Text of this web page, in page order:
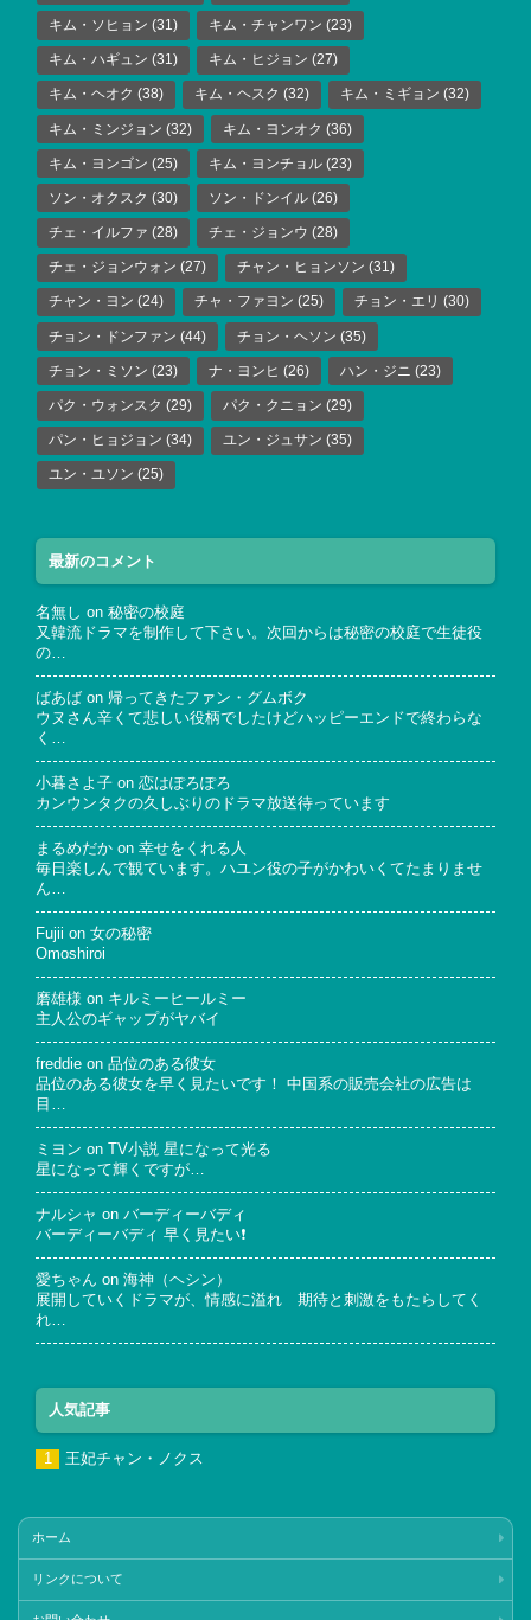
キム・ソヒョン (31) キム・チャンワン (23)
キム・ハギュン (31) キム・ヒジョン (27)
キム・ヘオク (38) キム・ヘスク (32) キム・ミギョン (32)
キム・ミンジョン (32) キム・ヨンオク (36)
キム・ヨンゴン (25) キム・ヨンチョル (23)
ソン・オクスク (30) ソン・ドンイル (26)
チェ・イルファ (28) チェ・ジョンウ (28)
チェ・ジョンウォン (27) チャン・ヒョンソン (31)
チャン・ヨン (24) チャ・ファヨン (25) チョン・エリ (30)
チョン・ドンファン (44) チョン・ヘソン (35)
チョン・ミソン (23) ナ・ヨンヒ (26) ハン・ジニ (23)
パク・ウォンスク (29) パク・クニョン (29)
パン・ヒョジョン (34) ユン・ジュサン (35)
ユン・ユソン (25)
最新のコメント
名無し on 秘密の校庭
又韓流ドラマを制作して下さい。次回からは秘密の校庭で生徒役
の…
ばあば on 帰ってきたファン・グムボク
ウヌさん辛くて悲しい役柄でしたけどハッピーエンドで終わらな
く…
小暮さよ子 on 恋はぽろぽろ
カンウンタクの久しぶりのドラマ放送待っています
まるめだか on 幸せをくれる人
毎日楽しんで観ています。ハユン役の子がかわいくてたまりませ
ん…
Fujii on 女の秘密
Omoshiroi
磨雄様 on キルミーヒールミー
主人公のギャップがヤバイ
freddie on 品位のある彼女
品位のある彼女を早く見たいです！ 中国系の販売会社の広告は
目…
ミヨン on
TV小説 星になって光る
星になって輝くですが…
ナルシャ on バーディーバディ
バーディーバディ 早く見たい❗
愛ちゃん on 海神（ヘシン）
展開していくドラマが、情感に溢れ 期待と刺激をもたらしてく
れ…
人気記事
王妃チャン・ノクス
ホーム
リンクについて